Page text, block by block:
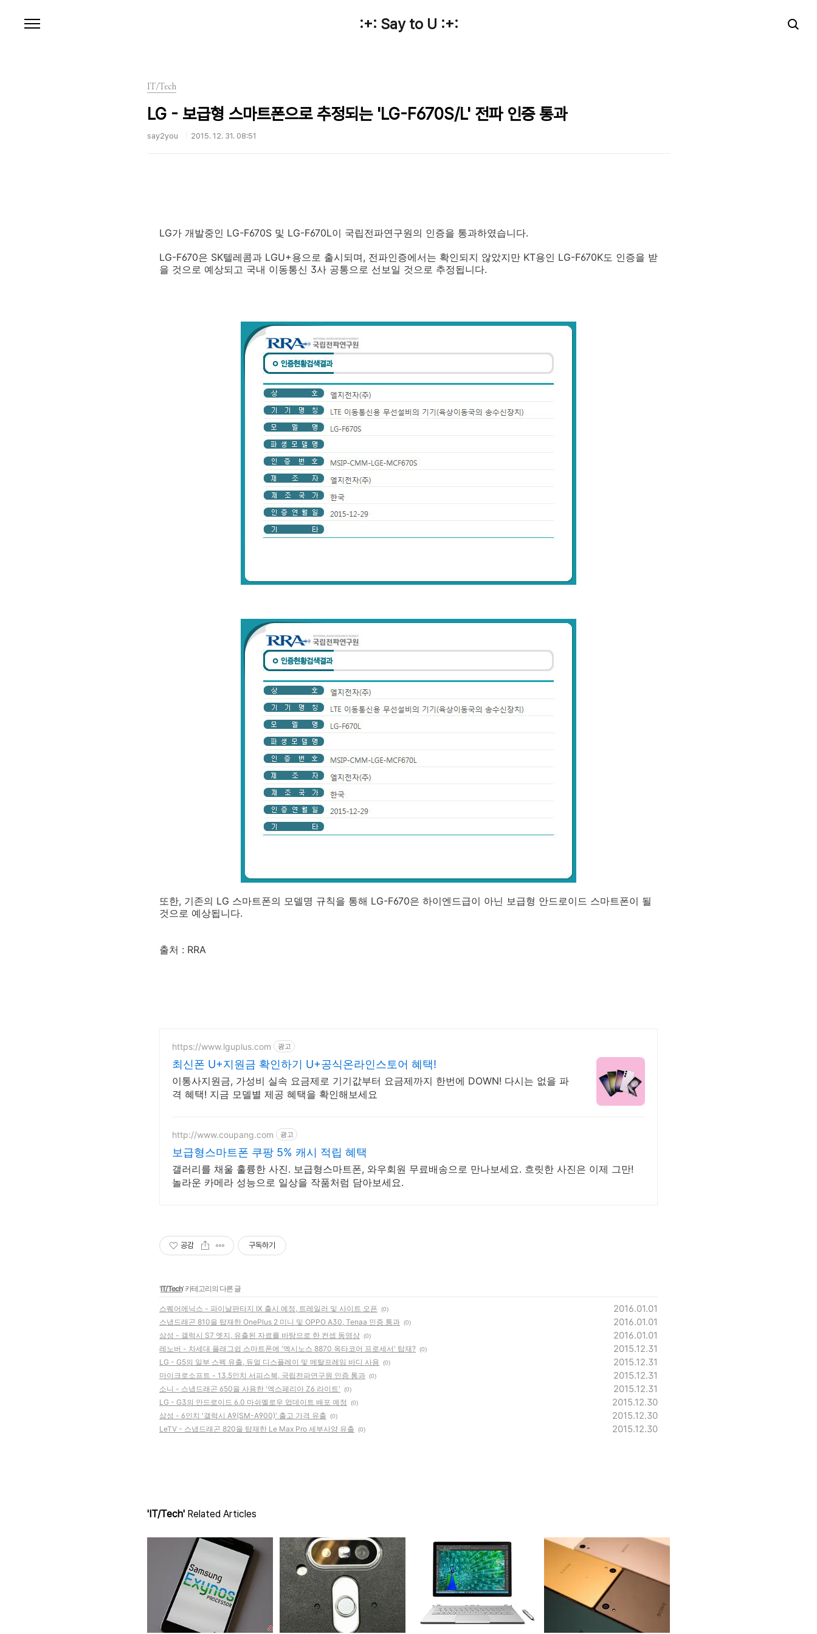
:+: Say to U :+:
IT/Tech
LG - 보급형 스마트폰으로 추정되는 'LG-F670S/L' 전파 인증 통과
say2you 2015. 12. 31. 08:51
LG가 개발중인 LG-F670S 및 LG-F670L이 국립전파연구원의 인증을 통과하였습니다.
LG-F670은 SK텔레콤과 LGU+용으로 출시되며, 전파인증에서는 확인되지 않았지만 KT용인 LG-F670K도 인증을 받
을 것으로 예상되고 국내 이동통신 3사 공통으로 선보일 것으로 추정됩니다.
또한, 기존의 LG 스마트폰의 모델명 규칙을 통해 LG-F670은 하이엔드급이 아닌 보급형 안드로이드 스마트폰이 될
것으로 예상됩니다.
출처 : RRA
https://www.lguplus.com 광고
최신폰 U+지원금 확인하기 U+공식온라인스토어 혜택!
이통사지원금, 가성비 실속 요금제로 기기값부터 요금제까지 한번에 DOWN! 다시는 없을 파
격 혜택! 지금 모델별 제공 혜택을 확인해보세요
http://www.coupang.com 광고
보급형스마트폰 쿠팡 5% 캐시 적립 혜택
갤러리를 채울 훌륭한 사진. 보급형스마트폰, 와우회원 무료배송으로 만나보세요. 흐릿한 사진은 이제 그만!
놀라운 카메라 성능으로 일상을 작품처럼 담아보세요.
공감 구독하기
'IT/Tech' 카테고리의 다른 글
스퀘어에닉스 - 파이날판타지 IX 출시 예정, 트레일러 및 사이트 오픈 (0) 2016.01.01
스냅드래곤 810을 탑재한 OnePlus 2 미니 및 OPPO A30, Tenaa 인증 통과 (0) 2016.01.01
삼성 - 갤럭시 S7 엣지, 유출된 자료를 바탕으로 한 컨셉 동영상 (0) 2016.01.01
레노버 - 차세대 플래그쉽 스마트폰에 '엑시노스 8870 옥타코어 프로세서' 탑재? (0) 2015.12.31
LG - G5의 일부 스펙 유출, 듀얼 디스플레이 및 메탈프레임 바디 사용 (0) 2015.12.31
마이크로소프트 - 13.5인치 서피스북, 국립전파연구원 인증 통과 (0) 2015.12.31
소니 - 스냅드래곤 650을 사용한 '엑스페리아 Z6 라이트' (0) 2015.12.31
LG - G3의 안드로이드 6.0 마쉬멜로우 업데이트 배포 예정 (0) 2015.12.30
삼성 - 6인치 '갤럭시 A9(SM-A900)' 출고 가격 유출 (0) 2015.12.30
LeTV - 스냅드래곤 820을 탑재한 Le Max Pro 세부사양 유출 (0) 2015.12.30
'IT/Tech' Related Articles